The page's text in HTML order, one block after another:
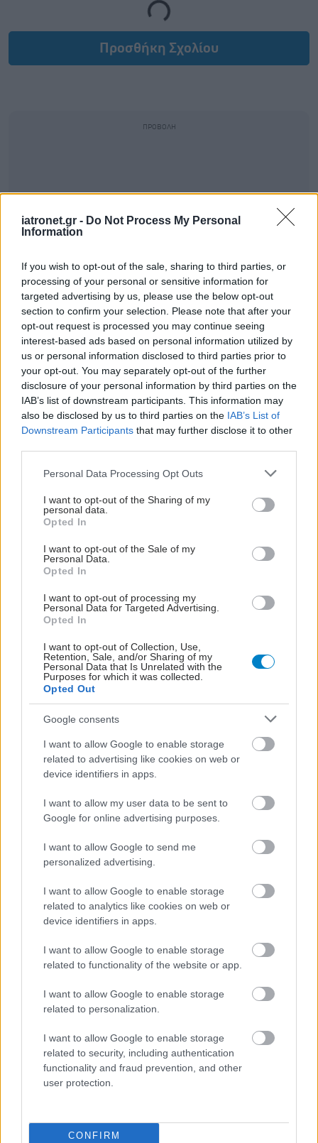
iatronet.gr - Do Not Process My Personal
Information
If you wish to opt-out of the sale, sharing to third parties, or
processing of your personal or sensitive information for
targeted advertising by us, please use the below opt-out
section to confirm your selection. Please note that after your
opt-out request is processed you may continue seeing
interest-based ads based on personal information utilized by
us or personal information disclosed to third parties prior to
your opt-out. You may separately opt-out of the further
disclosure of your personal information by third parties on the
IAB’s list of downstream participants. This information may
also be disclosed by us to third parties on the IAB’s List of
Downstream Participants that may further disclose it to other
Please note that this website/app uses one or more Google
not limited to your visit or usage behaviour. You may click to
grant or deny consent to Google and its third-party tags to
use your data for below specified purposes in below Google
consent section.
Personal Data Processing Opt Outs
I want to opt-out of the Sharing of my
personal data.
Opted In
I want to opt-out of the Sale of my
Personal Data.
Opted In
I want to opt-out of processing my
Personal Data for Targeted Advertising.
Opted In
I want to opt-out of Collection, Use,
Retention, Sale, and/or Sharing of my
Personal Data that Is Unrelated with the
Purposes for which it was collected.
Opted Out
Google consents
I want to allow Google to enable storage
related to advertising like cookies on web or
device identifiers in apps.
I want to allow my user data to be sent to
Google for online advertising purposes.
I want to allow Google to send me
personalized advertising.
I want to allow Google to enable storage
related to analytics like cookies on web or
device identifiers in apps.
I want to allow Google to enable storage
related to functionality of the website or app.
I want to allow Google to enable storage
related to personalization.
I want to allow Google to enable storage
related to security, including authentication
functionality and fraud prevention, and other
user protection.
CONFIRM
Προσθήκη Σχολίου
ΣΗΜΕΡΑ ΣΤΟ IATRONET.GR
Φρούτα, σακχαρώδης διαβήτης και καλοκαίρι
Σημάδια διπολικής διαταραχής